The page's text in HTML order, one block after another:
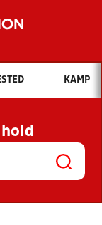
du søge efter?
NYHEDER
OG
KAMP